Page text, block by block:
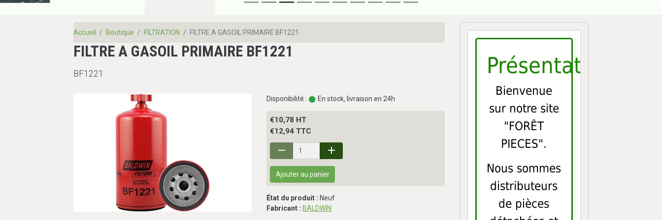
Accueil Boutique FILTRATION FILTRE A GASOIL PRIMAIRE BF1221
FILTRE A GASOIL PRIMAIRE BF1221
BF1221
Disponibilité : En stock, livraison en 24h
€10,78 HT
€12,94 TTC
Ajouter au panier
État du produit : Neuf
Fabricant : BALDWIN
Présentation
Bienvenue
sur notre site
"FORÊT
PIECES".
Nous sommes
distributeurs
de pièces